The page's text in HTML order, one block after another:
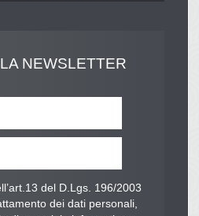
NEWSLETTER
del D.Lgs. 196/2003
dei dati personali,